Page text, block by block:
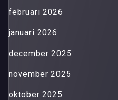
februari 2026
januari 2026
december 2025
november 2025
oktober 2025